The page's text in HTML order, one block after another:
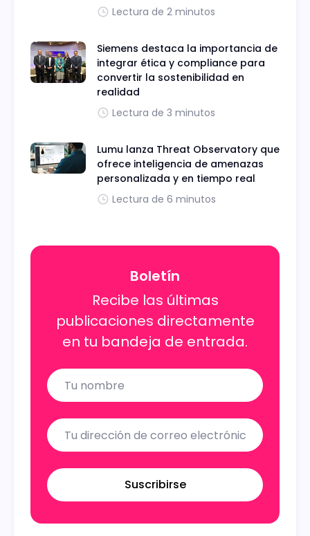
Lectura de 2 minutos
Siemens destaca la importancia de
integrar ética y compliance para
convertir la sostenibilidad en
realidad
Lectura de 3 minutos
Lumu lanza Threat Observatory que
ofrece inteligencia de amenazas
personalizada y en tiempo real
Lectura de 6 minutos
Boletín
Recibe las últimas
publicaciones directamente
en tu bandeja de entrada.
Name
Email
Suscribirse